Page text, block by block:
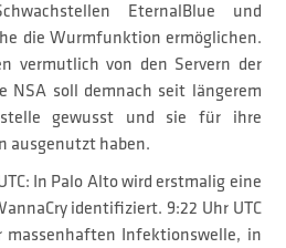
EternalBlue und
die Wurmfunktion ermöglichen.
vermutlich von den Servern der
NSA soll demnach seit längerem
gewusst und sie für ihre
ausgenutzt haben.
In Palo Alto wird erstmalig eine
identifiziert. 9:22 Uhr UTC
massenhaften Infektionswelle, in